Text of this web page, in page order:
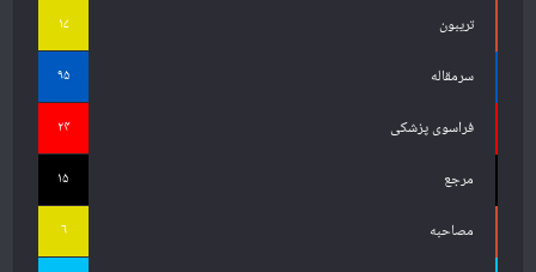
تریبون ۱۷
سرمقاله ۹۵
فراسوی پزشکی ۲۴
مرجع ۱۵
مصاحبه ۶